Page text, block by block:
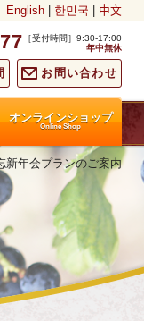
English 한민국 中文
［受付時間］9:30-17:00
年中無休
お問い合わせ
オンラインショップ
Online Shop
新年会プランのご案内